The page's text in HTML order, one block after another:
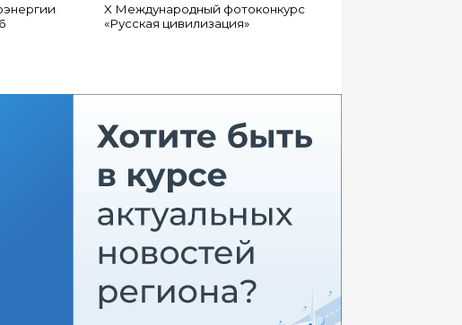
X Международный фотоконкурс
«Русская цивилизация»